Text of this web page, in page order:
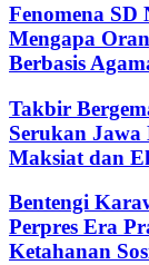
Fenomena
Mengapa
Berbasis
Takbir
Serukan
Maksiat dan
Bentengi
Perpres Era
Ketahanan